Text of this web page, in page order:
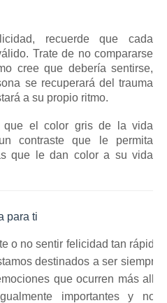
recuerde que cada
Trate de no compararse
cree que debería sentirse,
se recuperará del trauma
a su propio ritmo.
que el color gris de la vida
contraste que le permita
que le dan color a su vida
para ti
o no sentir felicidad tan rápido
destinados a ser siempre
que ocurren más allá
importantes y nos